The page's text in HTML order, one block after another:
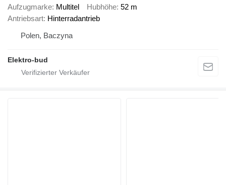
Aufzugmarke Multitel Hubhöhe 52 m
Antriebsart Hinterradantrieb
Polen, Baczyna
Elektro-bud